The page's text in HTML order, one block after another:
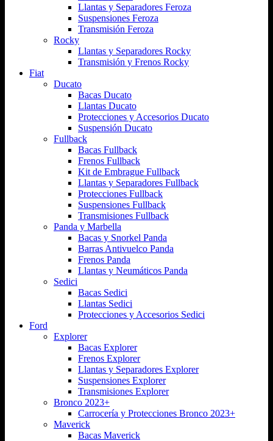
Llantas y Separadores Feroza
Suspensiones Feroza
Transmisión Feroza
Rocky
Llantas y Separadores Rocky
Transmisión y Frenos Rocky
Fiat
Ducato
Bacas Ducato
Llantas Ducato
Protecciones y Accesorios Ducato
Suspensión Ducato
Fullback
Bacas Fullback
Frenos Fullback
Kit de Embrague Fullback
Llantas y Separadores Fullback
Protecciones Fullback
Suspensiones Fullback
Transmisiones Fullback
Panda y Marbella
Bacas y Snorkel Panda
Barras Antivuelco Panda
Frenos Panda
Llantas y Neumáticos Panda
Sedici
Bacas Sedici
Llantas Sedici
Protecciones y Accesorios Sedici
Ford
Explorer
Bacas Explorer
Frenos Explorer
Llantas y Separadores Explorer
Suspensiones Explorer
Transmisiones Explorer
Bronco 2023+
Carrocería y Protecciones Bronco 2023+
Maverick
Bacas Maverick